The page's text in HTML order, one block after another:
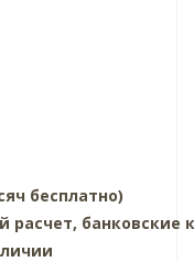
бесплатно)
расчет, банковские